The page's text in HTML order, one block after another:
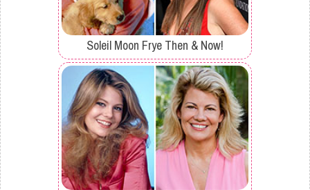
Soleil Moon Frye Then & Now!